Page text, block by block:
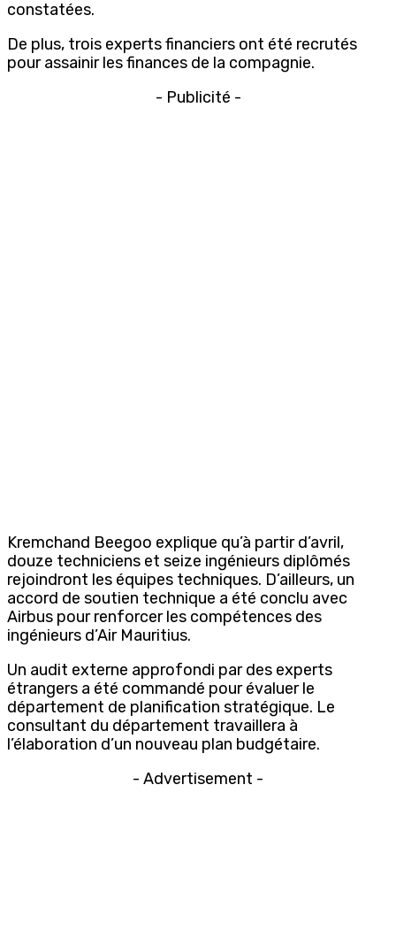
constatées.
De plus, trois experts financiers ont été recrutés
pour assainir les finances de la compagnie.
- Publicité -
Kremchand Beegoo explique qu’à partir d’avril,
douze techniciens et seize ingénieurs diplômés
rejoindront les équipes techniques. D’ailleurs, un
accord de soutien technique a été conclu avec
Airbus pour renforcer les compétences des
ingénieurs d’Air Mauritius.
Un audit externe approfondi par des experts
étrangers a été commandé pour évaluer le
département de planification stratégique. Le
consultant du département travaillera à
l’élaboration d’un nouveau plan budgétaire.
- Advertisement -